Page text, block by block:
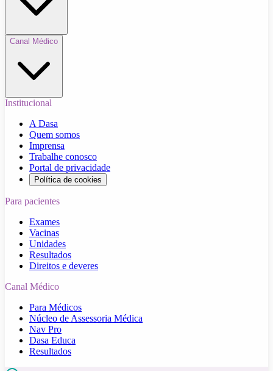
Canal Médico
Institucional
A Dasa
Quem somos
Imprensa
Trabalhe conosco
Portal de privacidade
Política de cookies
Para pacientes
Exames
Vacinas
Unidades
Resultados
Direitos e deveres
Canal Médico
Para Médicos
Núcleo de Assessoria Médica
Nav Pro
Dasa Educa
Resultados